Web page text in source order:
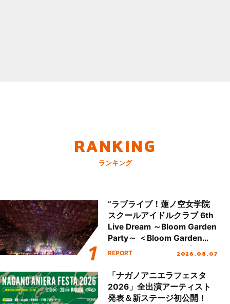
RANKING
ランキング
“ラブライブ！蓮ノ空女学院
スクールアイドルクラブ 6th
Live Dream ～Bloom Garden
Party～ ＜Bloom Garden
Party Stage／埼玉公演＞”
REPORT 2026.08.07
「ナガノアニエラフェスタ
2026」全出演アーティスト
発表＆新ステージ初公開！